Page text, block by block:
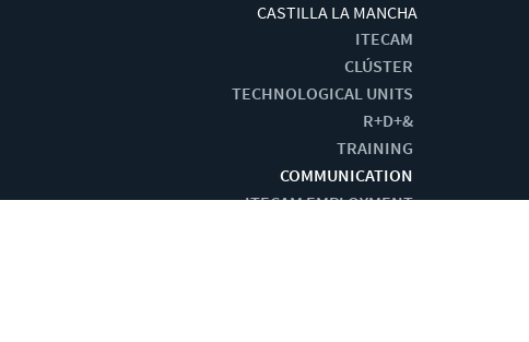
CASTILLA LA MANCHA
ITECAM
CLÚSTER
TECHNOLOGICAL UNITS
R+D+&
TRAINING
COMMUNICATION
ITECAM EMPLOYMENT